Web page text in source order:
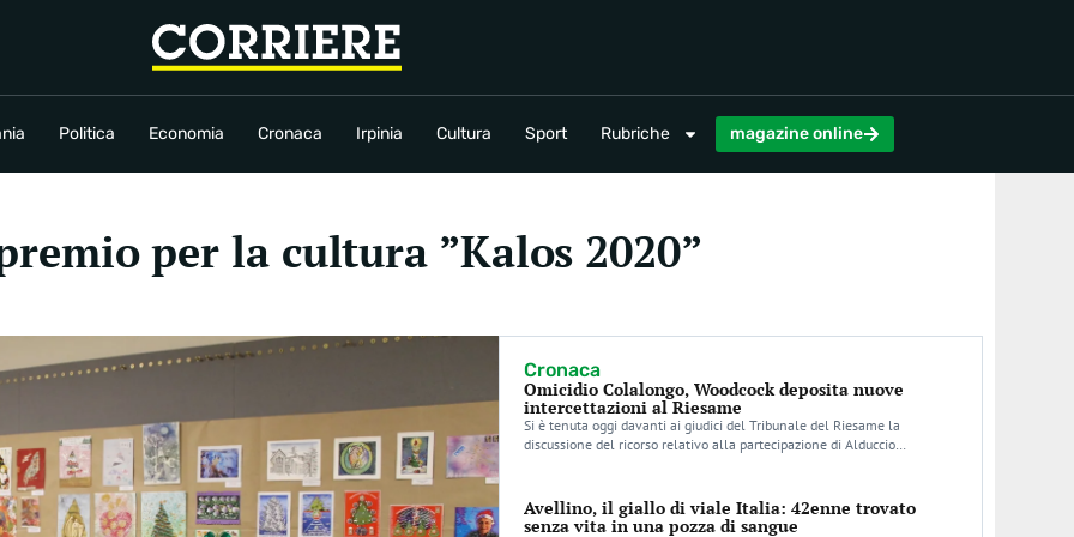
Politica Economia Cronaca Irpinia Cultura Sport Rubriche magazine online
Cronaca Irpinia Sport Rubriche
per la cultura ”Kalos 2020”
Cronaca
Omicidio Colalongo, Woodcock deposita nuove
intercettazioni al Riesame
Si è tenuta oggi davanti ai giudici del Tribunale del Riesame la
discussione del ricorso relativo alla partecipazione di Alduccio…
Avellino, il giallo di viale Italia: 42enne trovato
senza vita in una pozza di sangue